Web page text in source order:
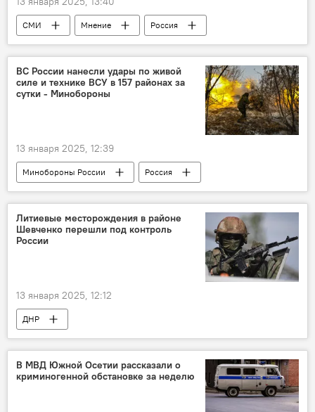
СМИ Мнение Россия
ВС России нанесли удары по живой
силе и технике ВСУ в 157 районах за
сутки - Минобороны
13 января 2025, 12:39
Минобороны России
Россия
Украина
Новости СВО
Литиевые месторождения в районе
Шевченко перешли под контроль
России
13 января 2025, 12:12
ДНР
В МВД Южной Осетии рассказали о
криминогенной обстановке за неделю